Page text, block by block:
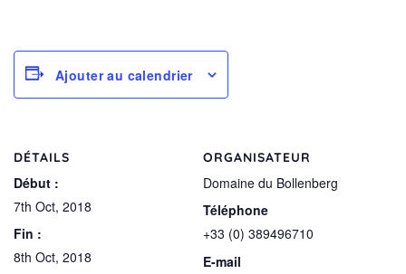
Ajouter au calendrier
DÉTAILS
Début :
7th Oct, 2018
Fin :
8th Oct, 2018
ORGANISATEUR
Domaine du Bollenberg
Téléphone
+33 (0) 389496710
E-mail